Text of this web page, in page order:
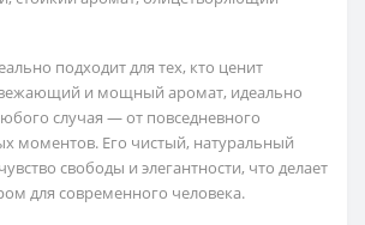
подходит для тех, кто ценит
и мощный аромат, идеально
случая — от повседневного
моментов. Его чистый, натуральный
свободы и элегантности, что делает
для современного человека.